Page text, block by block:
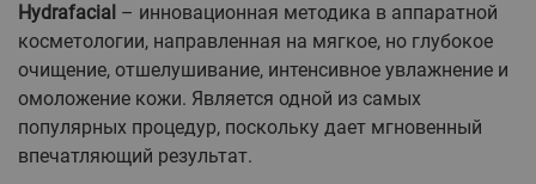
Hydrafacial – инновационная методика в аппаратной
косметологии, направленная на мягкое, но глубокое
очищение, отшелушивание, интенсивное увлажнение и
омоложение кожи. Является одной из самых
популярных процедур, поскольку дает мгновенный
впечатляющий результат.